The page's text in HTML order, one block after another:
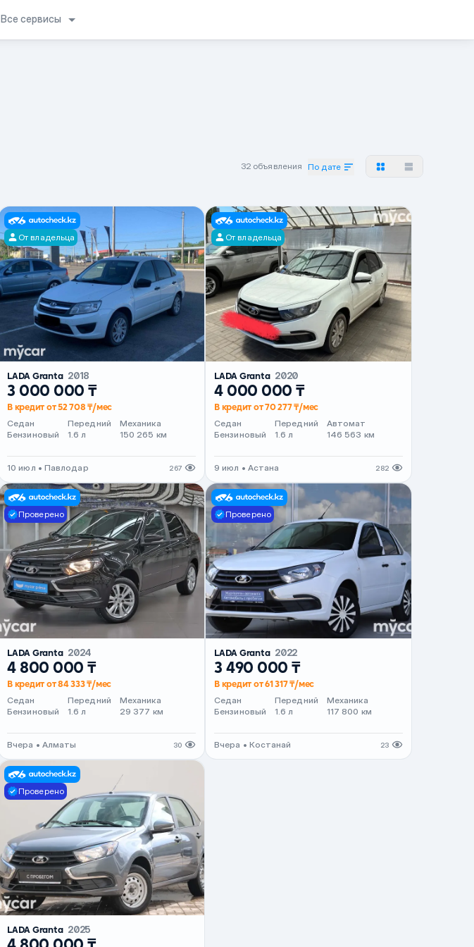
Все сервисы
32 объявления По дате
От владельца
LADA Granta 2018
3 000 000 ₸
В кредит от 52 708 ₸/мес
Седан
Бензиновый
Передний
1.6 л
Механика
150 265 км
10 июл • Павлодар 267
От владельца
LADA Granta 2020
4 000 000 ₸
В кредит от 70 277 ₸/мес
Седан
Бензиновый
Передний
1.6 л
Автомат
146 563 км
9 июл • Астана 282
Проверено
LADA Granta 2024
4 800 000 ₸
В кредит от 84 333 ₸/мес
Седан
Бензиновый
Передний
1.6 л
Механика
29 377 км
Вчера • Алматы 30
Проверено
LADA Granta 2022
3 490 000 ₸
В кредит от 61 317 ₸/мес
Седан
Бензиновый
Передний
1.6 л
Механика
117 800 км
Вчера • Костанай 23
Проверено
LADA Granta 2025